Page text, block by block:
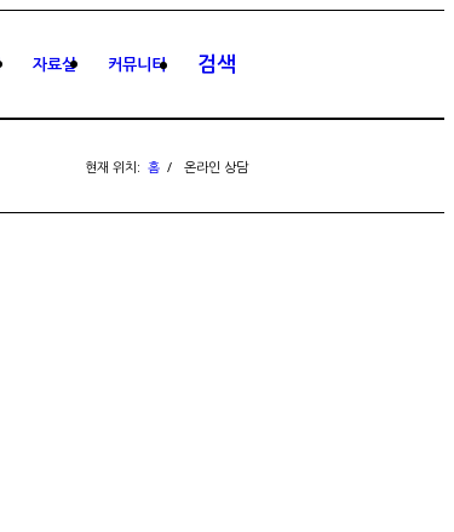
자료실 커뮤니티 검색
현재 위치: 홈 / 온라인 상담